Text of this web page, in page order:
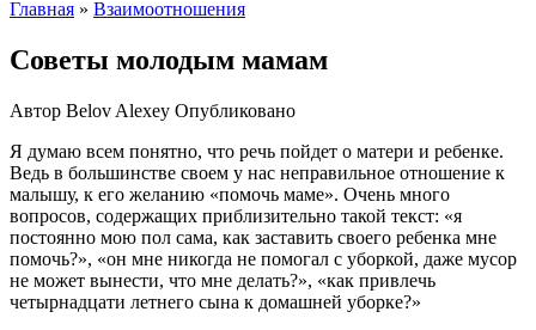
Главная » Взаимоотношения
Советы молодым мамам
Автор Belov Alexey Опубликовано
Я думаю всем понятно, что речь пойдет о матери и ребенке.
Ведь в большинстве своем у нас неправильное отношение к
малышу, к его желанию «помочь маме». Очень много
вопросов, содержащих приблизительно такой текст: «я
постоянно мою пол сама, как заставить своего ребенка мне
помочь?», «он мне никогда не помогал с уборкой, даже мусор
не может вынести, что мне делать?», «как привлечь
четырнадцати летнего сына к домашней уборке?»